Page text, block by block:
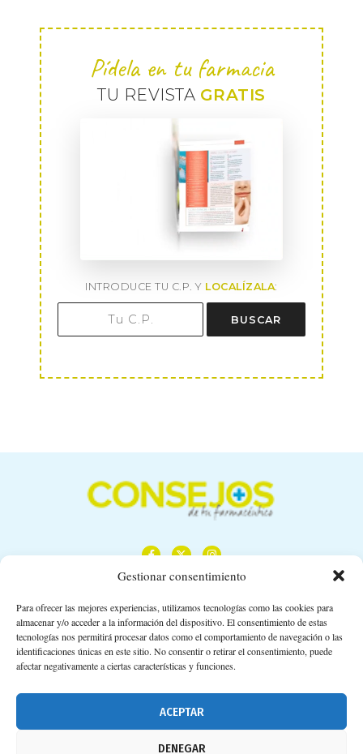
Gestionar consentimiento
Para ofrecer las mejores experiencias, utilizamos tecnologías como las cookies para
almacenar y/o acceder a la información del dispositivo. El consentimiento de estas
tecnologías nos permitirá procesar datos como el comportamiento de navegación o las
identificaciones únicas en este sitio. No consentir o retirar el consentimiento, puede
afectar negativamente a ciertas características y funciones.
ACEPTAR
DENEGAR
Pídela en tu farmacia
TU REVISTA GRATIS
INTRODUCE TU C.P. Y LOCALÍZALA:
BUSCAR
Calle Camino de los Descubrimientos, 11,
Planta 3ª 41092 – Sevilla
674 02 62 03
Aviso legal